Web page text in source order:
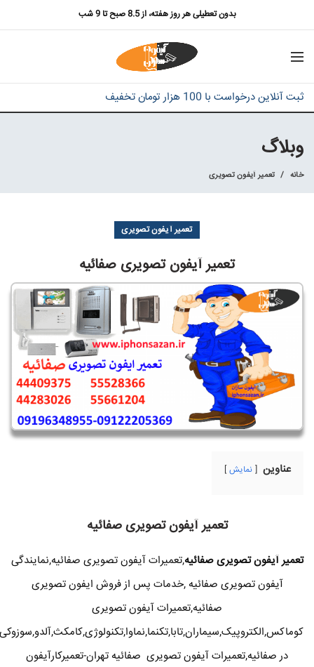
بدون تعطیلی هر روز هفته، از 8.5 صبح تا 9 شب
ثبت آنلاین درخواست با 100 هزار تومان تخفیف
وبلاگ
خانه تعمیر آیفون تصویری
تعمیر آیفون تصویری
تعمیر آیفون تصویری صفائیه
عناوین نمایش
تعمیر آیفون تصویری صفائیه
تعمیر آیفون تصویری صفائیه,تعمیرات آیفون تصویری صفائیه,نمایندگی
آیفون تصویری صفائیه ,خدمات پس از فروش ایفون تصویری
صفائیه,تعمیرات آیفون تصویری
کوماکس,الکتروپیک,سیماران,تابا,تکنما,نماوا,تکنولوژی,کامکث,آلدو,سوزوکی
در صفائیه,تعمیرات آیفون تصویری صفائیه تهران-تعمیرکارآیفون